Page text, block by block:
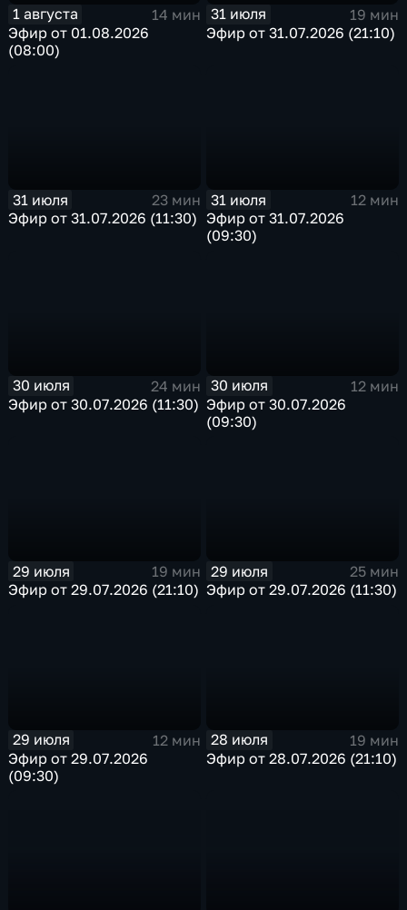
1 августа
14 мин
Эфир от 01.08.2026
(08:00)
31 июля
19 мин
Эфир от 31.07.2026 (21:10)
31 июля
23 мин
Эфир от 31.07.2026 (11:30)
31 июля
12 мин
Эфир от 31.07.2026
(09:30)
30 июля
24 мин
Эфир от 30.07.2026 (11:30)
30 июля
12 мин
Эфир от 30.07.2026
(09:30)
29 июля
19 мин
Эфир от 29.07.2026 (21:10)
29 июля
25 мин
Эфир от 29.07.2026 (11:30)
29 июля
12 мин
Эфир от 29.07.2026
(09:30)
28 июля
19 мин
Эфир от 28.07.2026 (21:10)